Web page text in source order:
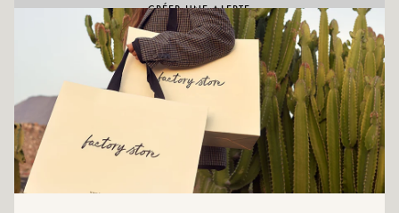
CRÉER UNE ALERTE
AAN WENSLIJST TOEVOEGEN
Mollica staat synoniem voor trendy mocassins.
Zwarte kleur
Materiaal buitenkant: leer
Binnenzool: leer
Buitenzool: synthetisch materiaal